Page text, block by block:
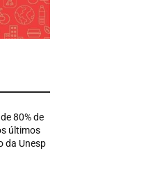
80% de
últimos
da Unesp